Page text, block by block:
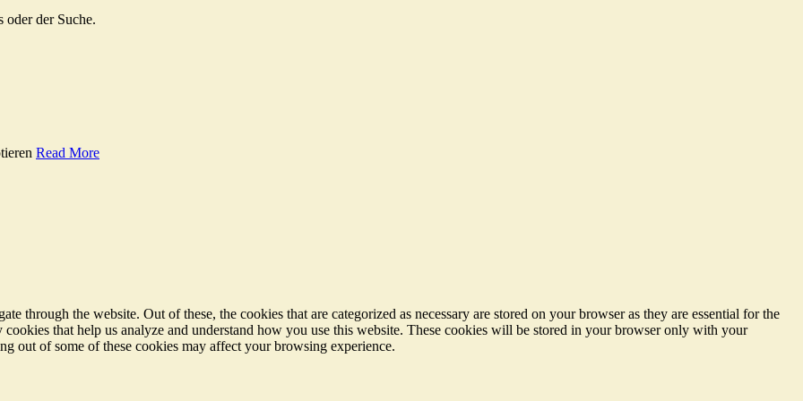
oder der Suche.
Read More
through the website. Out of these, the cookies that are categorized as necessary are stored on your browser as they are essential for the
that help us analyze and understand how you use this website. These cookies will be stored in your browser only with your
out of some of these cookies may affect your browsing experience.